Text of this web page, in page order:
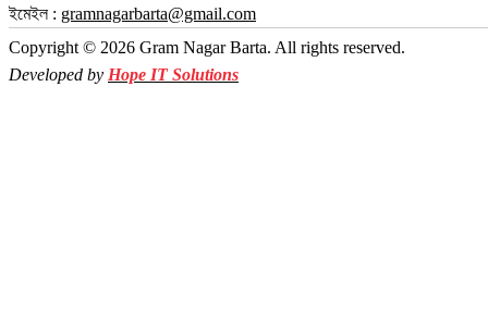
ইমেইল : gramnagarbarta@gmail.com
Copyright © 2026 Gram Nagar Barta. All rights reserved.
Developed by Hope IT Solutions